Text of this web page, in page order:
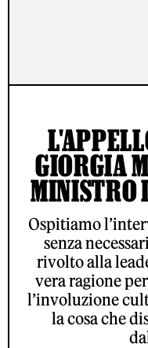
GIORGIA
MINISTRO
Ospitiamo
senza
rivolto alla
vera ragione
l’involuzione
la cosa che